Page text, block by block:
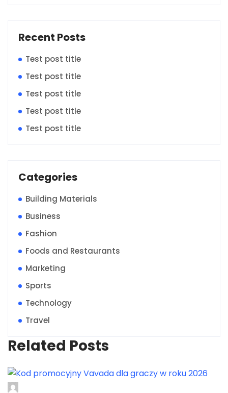
Recent Posts
Test post title
Test post title
Test post title
Test post title
Test post title
Categories
Building Materials
Business
Fashion
Foods and Restaurants
Marketing
Sports
Technology
Travel
Related Posts